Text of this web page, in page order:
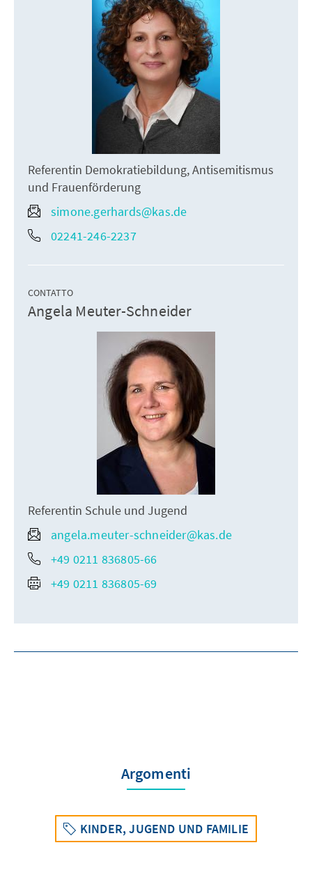
Referentin Demokratiebildung, Antisemitismus
und Frauenförderung
simone.gerhards@kas.de
02241-246-2237
CONTATTO
Angela Meuter-Schneider
Referentin Schule und Jugend
angela.meuter-schneider@kas.de
+49 0211 836805-66
+49 0211 836805-69
Argomenti
KINDER, JUGEND UND FAMILIE